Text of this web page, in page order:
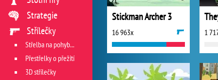
Stickman Archer 3
16 963x 1
Strategie
Střílečky
Střelba na pohyblivý cíl
Přestřelky o přežití
3D střílečky